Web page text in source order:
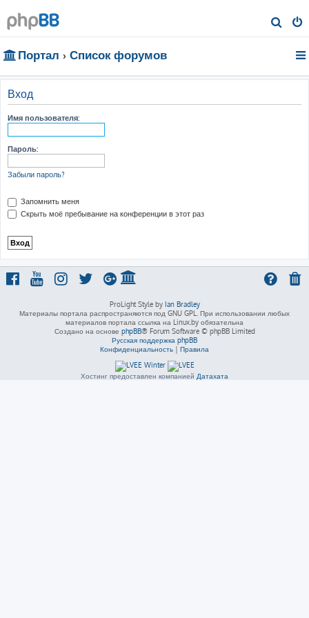
о
Портал Список форумов
Вход
Имя пользователя:
Пароль:
Забыли пароль?
Запомнить меня
Скрыть моё пребывание на конференции в этот раз
ProLight Style by Ian Bradley
Материалы портала распространяются под GNU GPL. При использовании любых
материалов портала ссылка на Linux.by обязательна
Создано на основе phpBB® Forum Software © phpBB Limited
Русская поддержка phpBB
Конфиденциальность | Правила
Хостинг предоставлен компанией Датахата